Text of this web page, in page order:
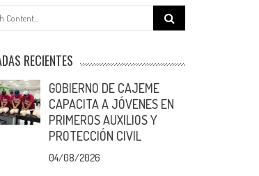
Search
for:
RECIENTES
GOBIERNO DE CAJEME
CAPACITA A JÓVENES EN
PRIMEROS AUXILIOS Y
PROTECCIÓN CIVIL
04/08/2026